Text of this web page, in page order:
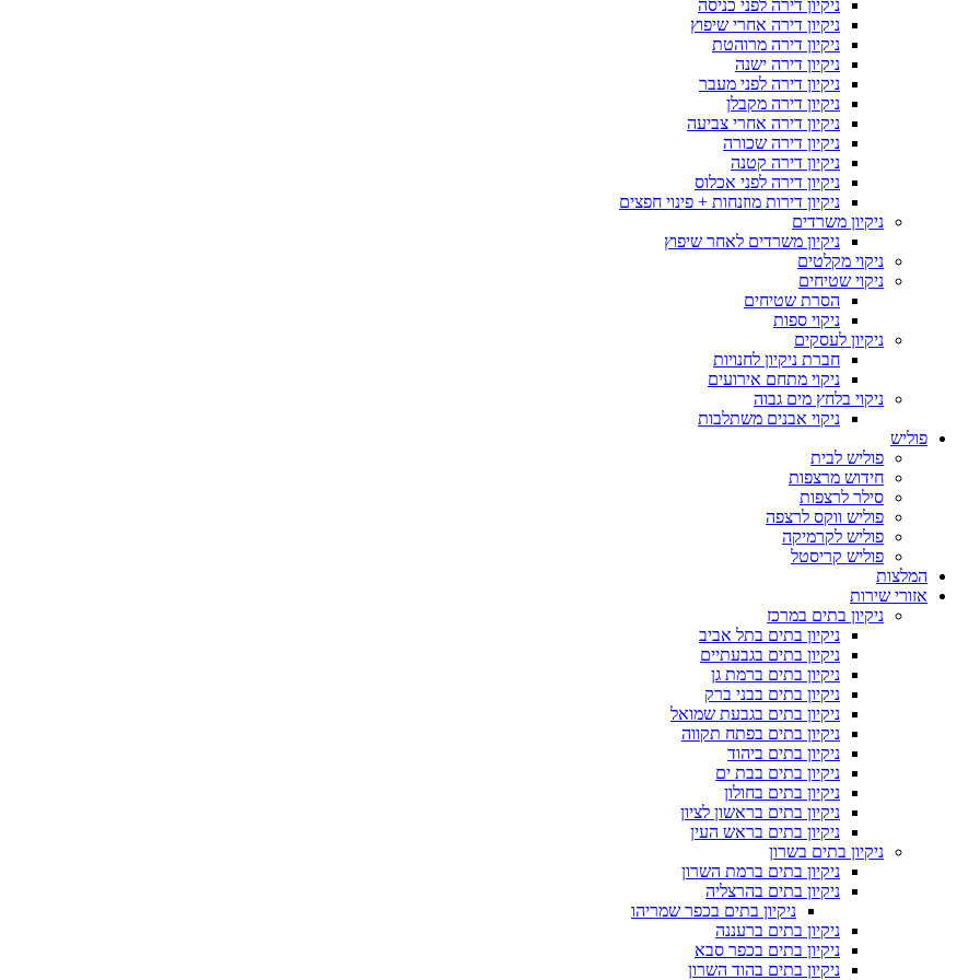
ניקיון דירה לפני כניסה
ניקיון דירה אחרי שיפוץ
ניקיון דירה מרוהטת
ניקיון דירה ישנה
ניקיון דירה לפני מעבר
ניקיון דירה מקבלן
ניקיון דירה אחרי צביעה
ניקיון דירה שכורה
ניקיון דירה קטנה
ניקיון דירה לפני אכלוס
ניקיון דירות מוזנחות + פינוי חפצים
ניקיון משרדים
ניקיון משרדים לאחר שיפוץ
ניקוי מקלטים
ניקוי שטיחים
הסרת שטיחים
ניקוי ספות
ניקיון לעסקים
חברת ניקיון לחנויות
ניקוי מתחם אירועים
ניקוי בלחץ מים גבוה
ניקוי אבנים משתלבות
פוליש
פוליש לבית
חידוש מרצפות
סילר לרצפות
פוליש ווקס לרצפה
פוליש לקרמיקה
פוליש קריסטל
המלצות
אזורי שירות
ניקיון בתים במרכז
ניקיון בתים בתל אביב
ניקיון בתים בגבעתיים
ניקיון בתים ברמת גן
ניקיון בתים בבני ברק
ניקיון בתים בגבעת שמואל
ניקיון בתים בפתח תקווה
ניקיון בתים ביהוד
ניקיון בתים בבת ים
ניקיון בתים בחולון
ניקיון בתים בראשון לציון
ניקיון בתים בראש העין
ניקיון בתים בשרון
ניקיון בתים ברמת השרון
ניקיון בתים בהרצליה
ניקיון בתים בכפר שמריהו
ניקיון בתים ברעננה
ניקיון בתים בכפר סבא
ניקיון בתים בהוד השרון